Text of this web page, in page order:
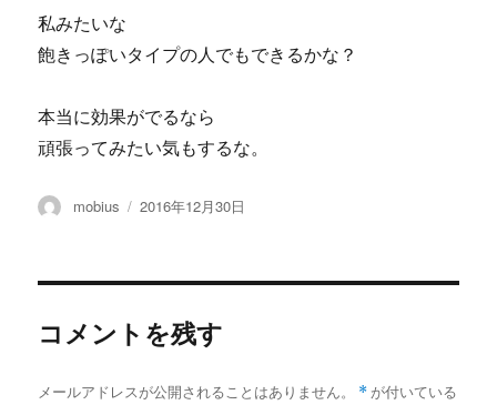
私みたいな
飽きっぽいタイプの人でもできるかな？
本当に効果がでるなら
頑張ってみたい気もするな。
投
mobius
投
2016年12月30日
コメントを残す
メールアドレスが公開されることはありません。 * が付いている